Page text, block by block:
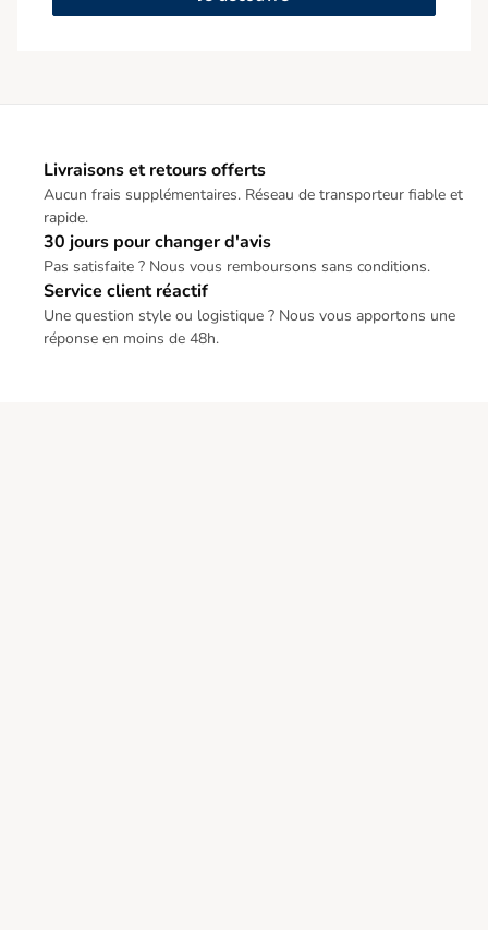
Livraisons et retours offerts
Aucun frais supplémentaires. Réseau de transporteur fiable et
rapide.
30 jours pour changer d'avis
Pas satisfaite ? Nous vous remboursons sans conditions.
Service client réactif
Une question style ou logistique ? Nous vous apportons une
réponse en moins de 48h.